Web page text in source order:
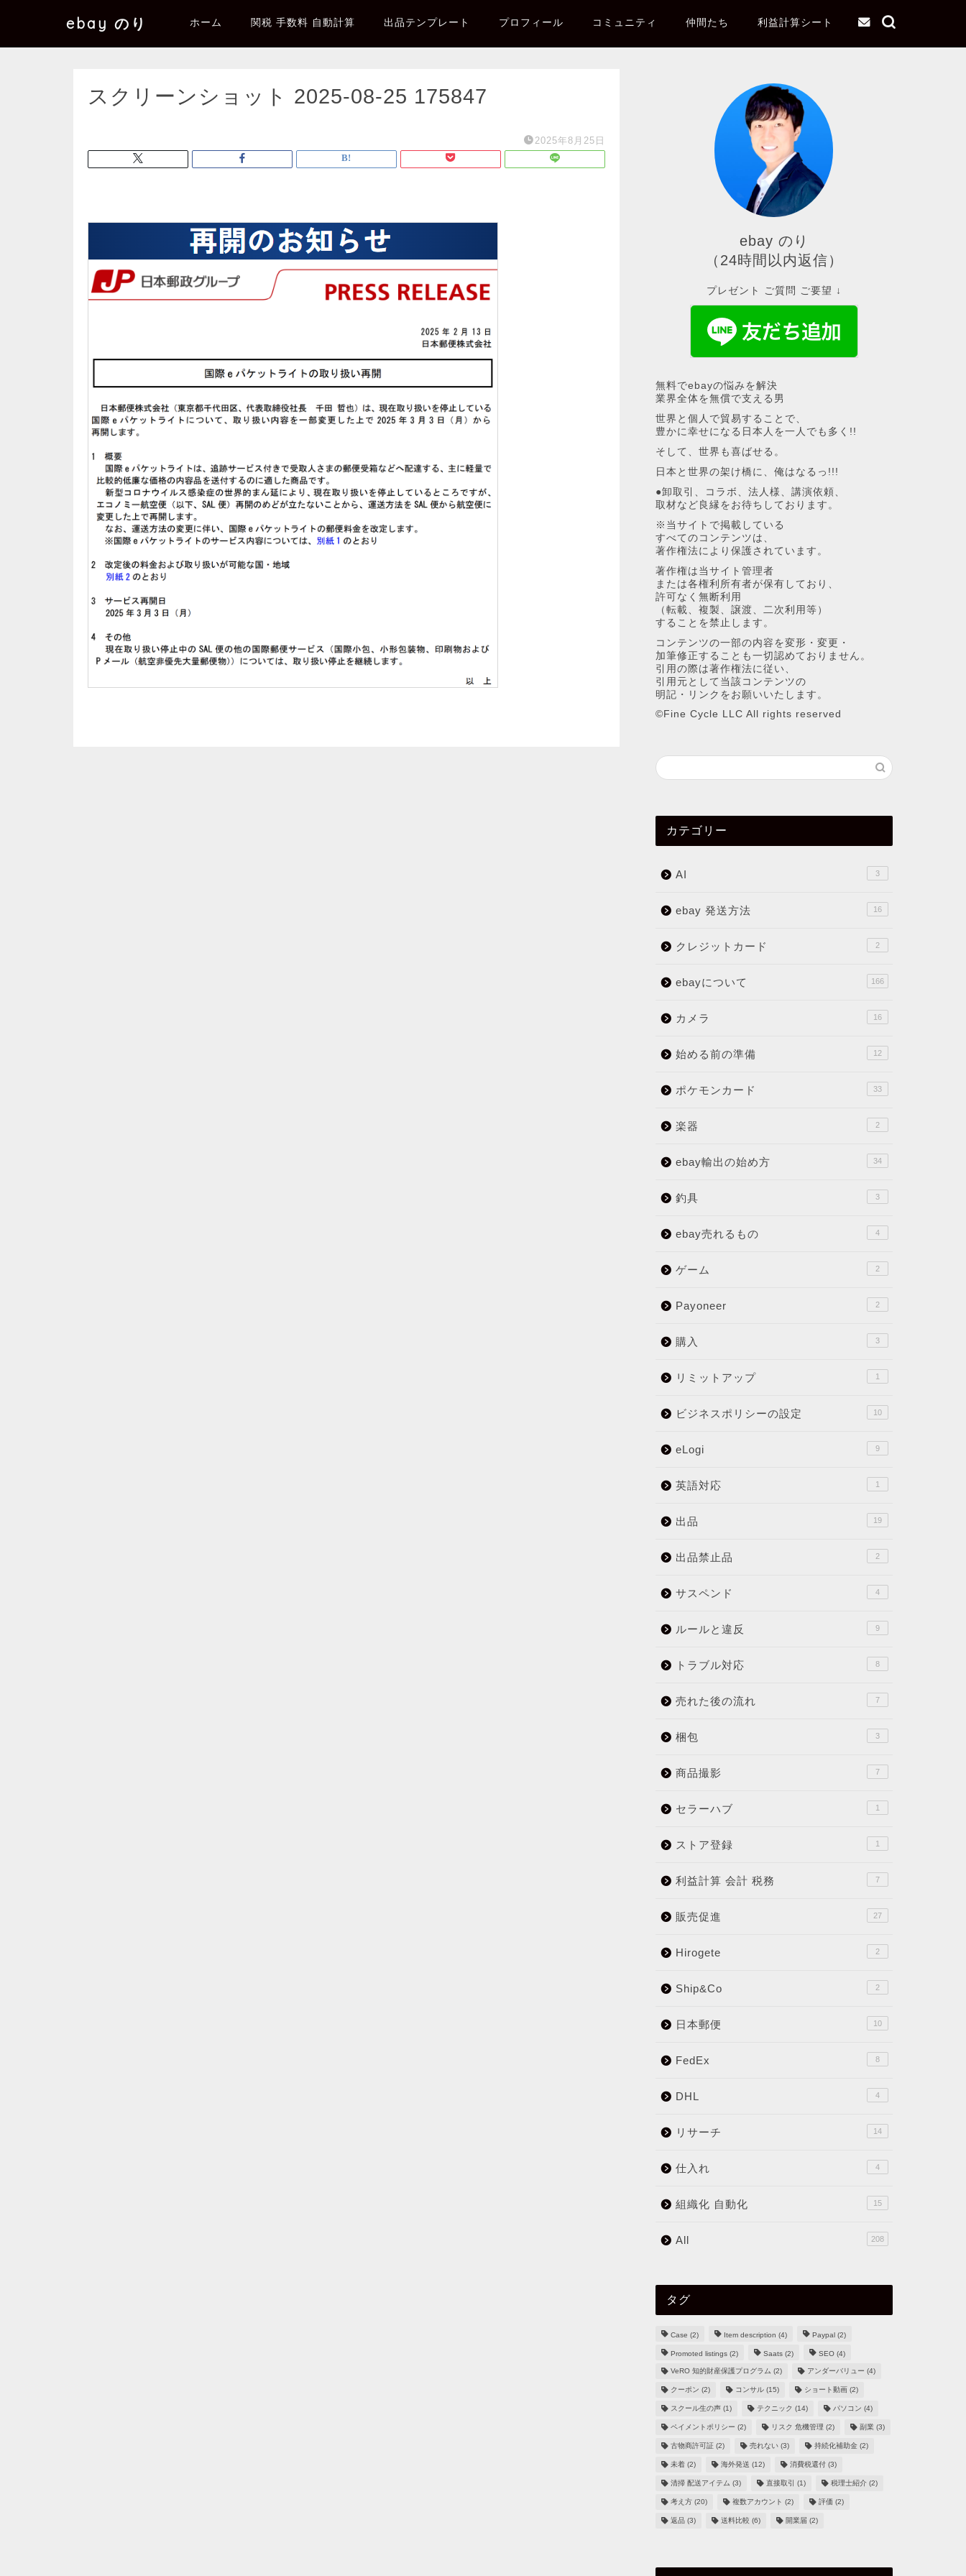
ebay のり ホーム 関税 手数料 自動計算 出品テンプレート プロフィール コミュニティ 仲間たち 利益計算シート
スクリーンショット 2025-08-25 175847
2025年8月25日
ebay のり
（24時間以内返信）
プレゼント ご質問 ご要望 ↓
無料でebayの悩みを解決
業界全体を無償で支える男
世界と個人で貿易することで、
豊かに幸せになる日本人を一人でも多く!!
そして、世界も喜ばせる。
日本と世界の架け橋に、俺はなるっ!!!
●卸取引、コラボ、法人様、講演依頼、
取材など良縁をお待ちしております。
※当サイトで掲載している
すべてのコンテンツは、
著作権法により保護されています。
著作権は当サイト管理者
または各権利所有者が保有しており、
許可なく無断利用
（転載、複製、譲渡、二次利用等）
することを禁止します。
コンテンツの一部の内容を変形・変更・
加筆修正することも一切認めておりません。
引用の際は著作権法に従い、
引用元として当該コンテンツの
明記・リンクをお願いいたします。
©︎Fine Cycle LLC All rights reserved
カテゴリー
AI 3
ebay 発送方法 16
クレジットカード 2
ebayについて 166
カメラ 16
始める前の準備 12
ポケモンカード 33
楽器 2
ebay輸出の始め方 34
釣具 3
ebay売れるもの 4
ゲーム 2
Payoneer 2
購入 3
リミットアップ 1
ビジネスポリシーの設定 10
eLogi 9
英語対応 1
出品 19
出品禁止品 2
サスペンド 4
ルールと違反 9
トラブル対応 8
売れた後の流れ 7
梱包 3
商品撮影 7
セラーハブ 1
ストア登録 1
利益計算 会計 税務 7
販売促進 27
Hirogete 2
Ship&Co 2
日本郵便 10
FedEx 8
DHL 4
リサーチ 14
仕入れ 4
組織化 自動化 15
All 208
タグ
Case (2) Item description (4) Paypal(2)
Promoted listings(2) Saats(2) SEO(4)
VeRO 知的財産保護プログラム (2) アンダーバリュー (4)
クーポン (2) コンサル(15) ショート動画(2)
スクール生の声(1) テクニック (14) パソコン (4)
ペイメントポリシー (2) リスク 危機管理 (2) 副業 (3)
古物商許可証(2) 売れない(3) 持続化補助金(2)
未着(2) 海外発送 (12) 消費税還付(3)
清掃 配送アイテム (3) 直接取引 (1) 税理士紹介(2)
考え方(20) 複数アカウント (2) 評価 (2)
返品(3) 送料比較 (6) 開業届 (2)